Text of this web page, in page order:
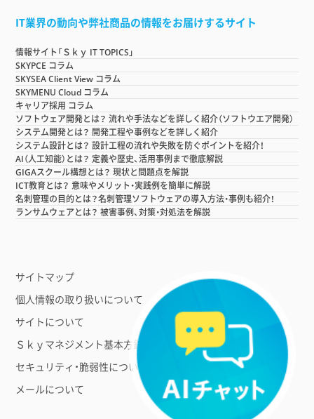
IT業界の動向や弊社商品の情報をお届けするサイト
情報サイト「Ｓｋｙ IT TOPICS」
SKYPCE コラム
SKYSEA Client View コラム
SKYMENU Cloud コラム
キャリア採用 コラム
ソフトウェア開発とは？ 流れや手法などを詳しく紹介（ソフトウエア開発）
システム開発とは？ 開発工程や事例などを詳しく紹介
システム設計とは？ 設計工程の流れや失敗を防ぐポイントを紹介！
AI（人工知能）とは？ 定義や歴史、活用事例まで徹底解説
GIGAスクール構想とは？ 現状と問題点を解説
ICT教育とは？ 意味やメリット・実践例を簡単に解説
名刺管理の目的とは？名刺管理ソフトウェアの導入方法・事例も紹介！
ランサムウェアとは？ 被害事例、対策・対処法を解説
サイトマップ
個人情報の取り扱いについて
サイトについて
Ｓｋｙマネジメント基本方針
セキュリティ・脆弱性について
メールについて